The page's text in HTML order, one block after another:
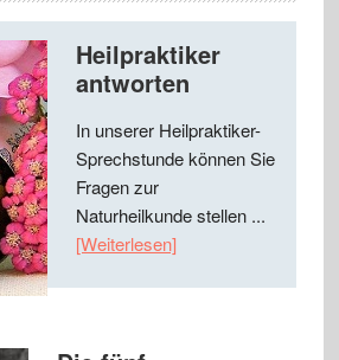
Heilpraktiker
antworten
In unserer Heilpraktiker-
Sprechstunde können Sie
Fragen zur
Naturheilkunde stellen ...
[Weiterlesen]